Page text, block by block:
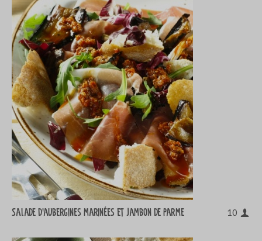
Salade d'aubergines marinées et jambon de Parme 10